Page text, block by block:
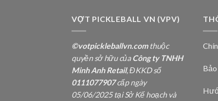
VỢT PICKLEBALL VN (VPV)
©votpickleballvn.comthuộc
quyền sở hữu củaCông ty TNHH
Minh Anh Retail, ĐKKD số
0111077907cấp ngày
05/06/2025 tại Sở Kế hoạch và